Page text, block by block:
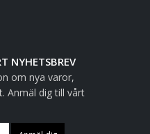
NYHETSBREV
om nya varor,
Anmäl dig till vårt